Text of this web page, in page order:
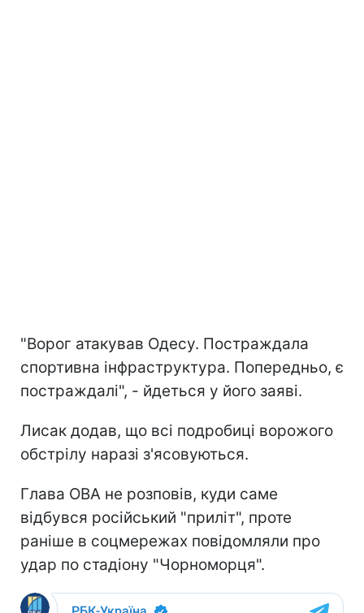
"Ворог атакував Одесу. Постраждала
спортивна інфраструктура. Попередньо, є
постраждалі", - йдеться у його заяві.
Лисак додав, що всі подробиці ворожого
обстрілу наразі з'ясовуються.
Глава ОВА не розповів, куди саме
відбувся російський "приліт", проте
раніше в соцмережах повідомляли про
удар по стадіону "Чорноморця".